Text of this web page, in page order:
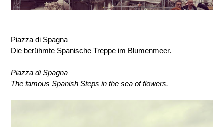
Piazza di Spagna
Die berühmte Spanische Treppe im Blumenmeer.
Piazza di Spagna
The famous Spanish Steps in the sea of ​​flowers.